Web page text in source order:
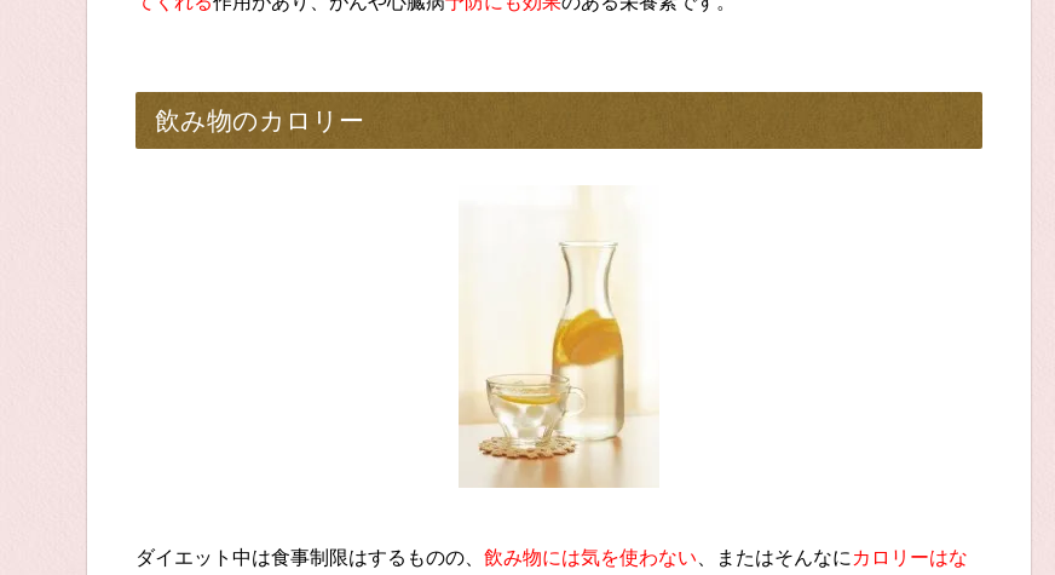
飲み物のカロリー
ダイエット中は食事制限はするものの、 飲み物には気を使わない 、またはそんなに カロリーはな